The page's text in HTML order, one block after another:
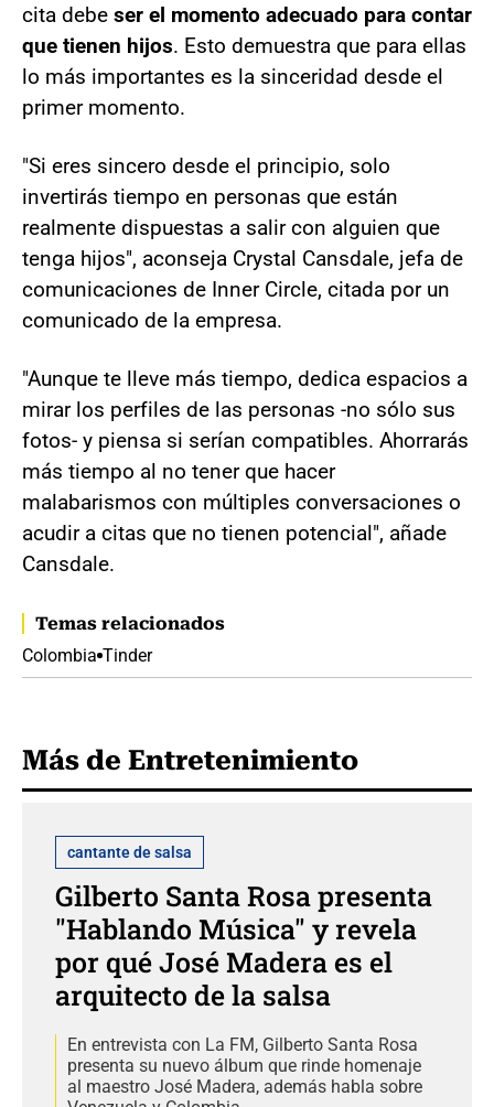
cita debe ser el momento adecuado para contar
que tienen hijos. Esto demuestra que para ellas
lo más importantes es la sinceridad desde el
primer momento.
"Si eres sincero desde el principio, solo
invertirás tiempo en personas que están
realmente dispuestas a salir con alguien que
tenga hijos", aconseja Crystal Cansdale, jefa de
comunicaciones de Inner Circle, citada por un
comunicado de la empresa.
"Aunque te lleve más tiempo, dedica espacios a
mirar los perfiles de las personas -no sólo sus
fotos- y piensa si serían compatibles. Ahorrarás
más tiempo al no tener que hacer
malabarismos con múltiples conversaciones o
acudir a citas que no tienen potencial", añade
Cansdale.
Temas relacionados
Colombia Tinder
Más de Entretenimiento
cantante de salsa
Gilberto Santa Rosa presenta
"Hablando Música" y revela
por qué José Madera es el
arquitecto de la salsa
En entrevista con La FM, Gilberto Santa Rosa
presenta su nuevo álbum que rinde homenaje
al maestro José Madera, además habla sobre